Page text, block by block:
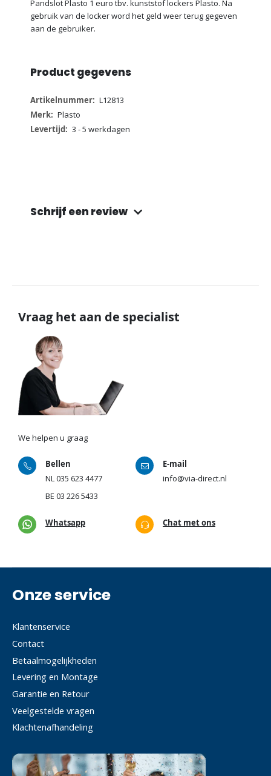
Pandslot Plasto 1 euro tbv. kunststof lockers Plasto. Na
gebruik van de locker word het geld weer terug gegeven
aan de gebruiker.
Product gegevens
Meer
informatie
L12813
Plasto
3 - 5 werkdagen
Schrijf een review
Vraag het aan de specialist
We helpen u graag
Bellen
NL035 623 4477
BE 03 226 5433
E-mail
info@via-direct.nl
Whatsapp Chat met ons
Onze service
Klantenservice
Contact
Betaalmogelijkheden
Levering en Montage
Garantie en Retour
Veelgestelde vragen
Klachtenafhandeling